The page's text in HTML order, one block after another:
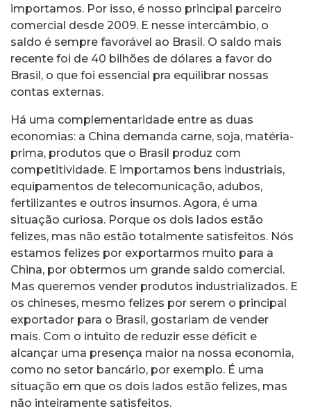
importamos. Por isso, é nosso principal parceiro
comercial desde 2009. E nesse intercâmbio, o
saldo é sempre favorável ao Brasil. O saldo mais
recente foi de 40 bilhões de dólares a favor do
Brasil, o que foi essencial pra equilibrar nossas
contas externas.
Há uma complementaridade entre as duas
economias: a China demanda carne, soja, matéria-
prima, produtos que o Brasil produz com
competitividade. E importamos bens industriais,
equipamentos de telecomunicação, adubos,
fertilizantes e outros insumos. Agora, é uma
situação curiosa. Porque os dois lados estão
felizes, mas não estão totalmente satisfeitos. Nós
estamos felizes por exportarmos muito para a
China, por obtermos um grande saldo comercial.
Mas queremos vender produtos industrializados. E
os chineses, mesmo felizes por serem o principal
exportador para o Brasil, gostariam de vender
mais. Com o intuito de reduzir esse déficit e
alcançar uma presença maior na nossa economia,
como no setor bancário, por exemplo. É uma
situação em que os dois lados estão felizes, mas
não inteiramente satisfeitos.